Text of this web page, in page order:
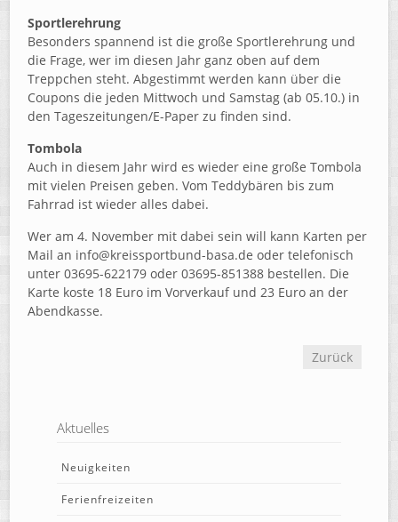
Sportlerehrung
Besonders spannend ist die große Sportlerehrung und
die Frage, wer im diesen Jahr ganz oben auf dem
Treppchen steht. Abgestimmt werden kann über die
Coupons die jeden Mittwoch und Samstag (ab 05.10.) in
den Tageszeitungen/E-Paper zu finden sind.
Tombola
Auch in diesem Jahr wird es wieder eine große Tombola
mit vielen Preisen geben. Vom Teddybären bis zum
Fahrrad ist wieder alles dabei.
Wer am 4. November mit dabei sein will kann Karten per
Mail an info@kreissportbund-basa.de oder telefonisch
unter 03695-622179 oder 03695-851388 bestellen. Die
Karte koste 18 Euro im Vorverkauf und 23 Euro an der
Abendkasse.
Zurück
Aktuelles
Neuigkeiten
Ferienfreizeiten